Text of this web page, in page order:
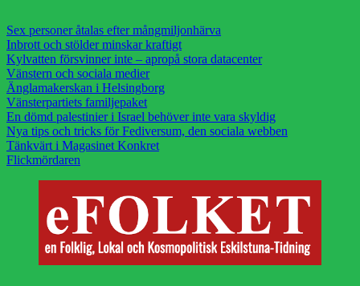
Sex personer åtalas efter mångmiljonhärva
Inbrott och stölder minskar kraftigt
Kylvatten försvinner inte – apropå stora datacenter
Vänstern och sociala medier
Änglamakerskan i Helsingborg
Vänsterpartiets familjepaket
En dömd palestinier i Israel behöver inte vara skyldig
Nya tips och tricks för Fediversum, den sociala webben
Tänkvärt i Magasinet Konkret
Flickmördaren